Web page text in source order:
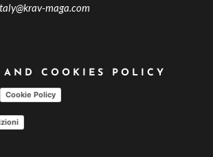
maga.com
AND COOKIES POLICY
Cookie Policy